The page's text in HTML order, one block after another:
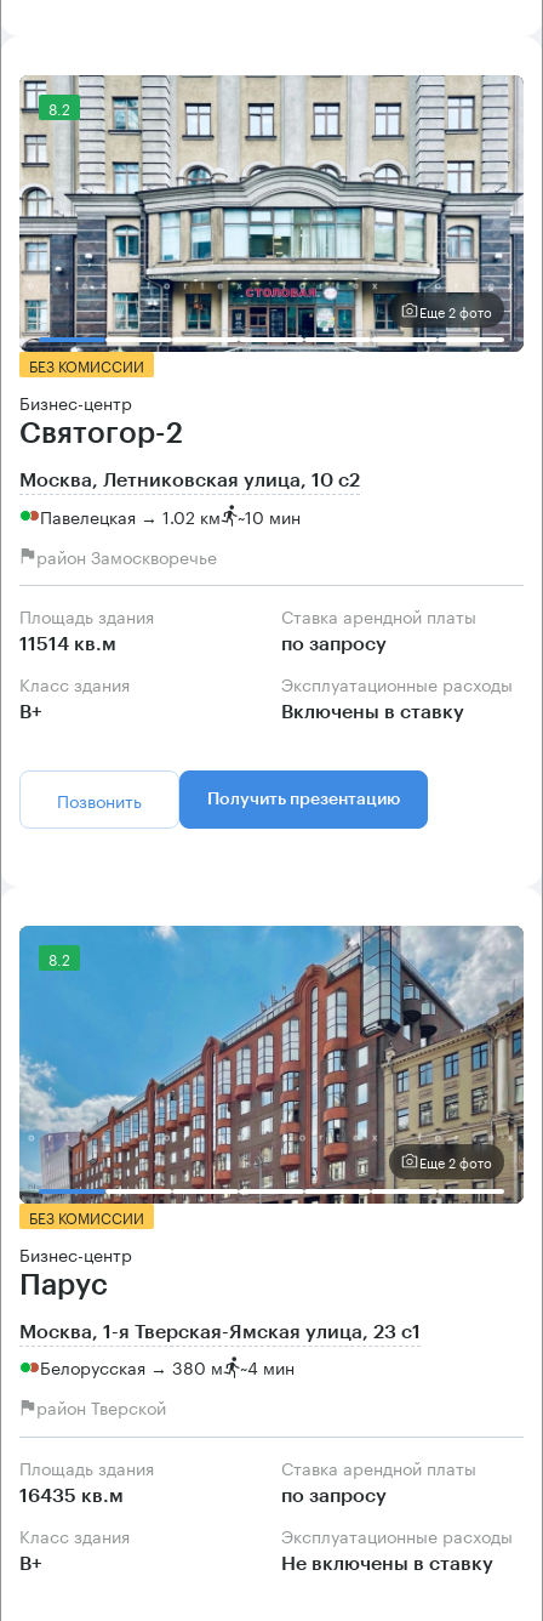
8.2
Еще 2 фото
БЕЗ КОМИССИИ
Бизнес-центр
Святогор-2
Москва, Летниковская улица, 10 с2
Павелецкая → 1.02 км ~10 мин
район Замоскворечье
Площадь здания
11514 кв.м
Ставка арендной платы
по запросу
Класс здания
B+
Эксплуатационные расходы
Включены в ставку
Позвонить Получить презентацию
8.2
Еще 2 фото
БЕЗ КОМИССИИ
Бизнес-центр
Парус
Москва, 1-я Тверская-Ямская улица, 23 с1
Белорусская → 380 м ~4 мин
район Тверской
Площадь здания
16435 кв.м
Ставка арендной платы
по запросу
Класс здания
B+
Эксплуатационные расходы
Не включены в ставку